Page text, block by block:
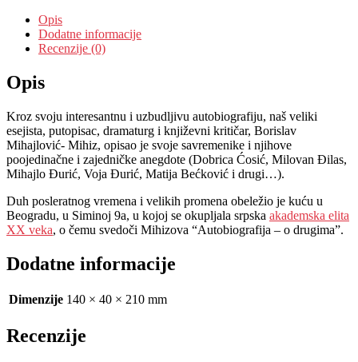
Opis
Dodatne informacije
Recenzije (0)
Opis
Kroz svoju interesantnu i uzbudljivu autobiografiju, naš veliki
esejista, putopisac, dramaturg i književni kritičar, Borislav
Mihajlović- Mihiz, opisao je svoje savremenike i njihove
poojedinačne i zajedničke anegdote (Dobrica Ćosić, Milovan Đilas,
Mihajlo Đurić, Voja Đurić, Matija Bećković i drugi…).
Duh posleratnog vremena i velikih promena obeležio je kuću u
Beogradu, u Siminoj 9a, u kojoj se okupljala srpska akademska elita
XX veka, o čemu svedoči Mihizova “Autobiografija – o drugima”.
Dodatne informacije
Dimenzije 140 × 40 × 210 mm
Recenzije